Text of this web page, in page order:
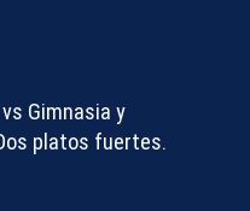
vs Gimnasia y
platos fuertes.